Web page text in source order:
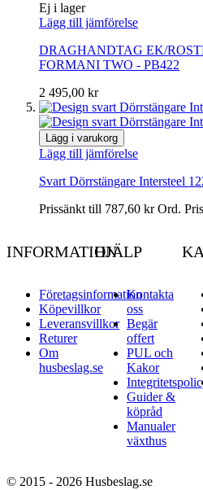
Ej i lager
Lägg till jämförelse
DRAGHANDTAG EK/
FORMANI TWO - PB422
2 495,00 kr
Lägg i varukorg
Lägg till jämförelse
Svart Dörrstängare Intersteel
Prissänkt till 787,60 kr Ord. Pris
INFORMATION
Företagsinformation
Köpevillkor
Leveransvillkor
Returer
Om
husbeslag.se
HJÄLP
Kontakta
oss
Begär
offert
PUL och
Kakor
Guider &
köpråd
Manualer
växthus
© 2015 - 2026 Husbeslag.se